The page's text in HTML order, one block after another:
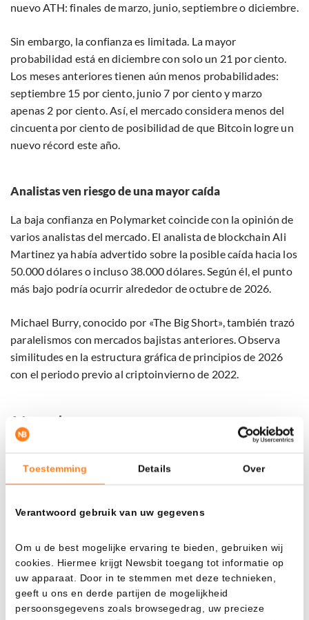
Toestemming Details Over
Verantwoord gebruik van uw gegevens
Om u de best mogelijke ervaring te bieden, gebruiken wij
cookies. Hiermee krijgt Newsbit toegang tot informatie op
uw apparaat. Door in te stemmen met deze technieken,
geeft u ons en derde partijen de mogelijkheid
persoonsgegevens zoals browsegedrag, uw precieze
nuevo ATH: finales de marzo, junio, septiembre o diciembre.
Sin embargo, la confianza es limitada. La mayor
probabilidad está en diciembre con solo un 21 por ciento.
Los meses anteriores tienen aún menos probabilidades:
septiembre 15 por ciento, junio 7 por ciento y marzo
apenas 2 por ciento. Así, el mercado considera menos del
cincuenta por ciento de posibilidad de que Bitcoin logre un
nuevo récord este año.
Analistas ven riesgo de una mayor caída
La baja confianza en Polymarket coincide con la opinión de
varios analistas del mercado. El analista de blockchain Ali
Martinez ya había advertido sobre la posible caída hacia los
50.000 dólares o incluso 38.000 dólares. Según él, el punto
más bajo podría ocurrir alrededor de octubre de 2026.
Michael Burry, conocido por «The Big Short», también trazó
paralelismos con mercados bajistas anteriores. Observa
similitudes en la estructura gráfica de principios de 2026
con el periodo previo al criptoinvierno de 2022.
Aún queda esperanza
Bernstein predijo a principios de este año que Bitcoin
podría subir a 150.000 dólares en 2026. Según ellos, la
sigue siendo positiva.
Standard Chartered tampoco ha perdido la esperanza.
Aunque el banco ajustó su objetivo inicial de 150.000
dólares, sigue apuntando a un incremento hacia los
100.000 dólares. Según ellos, el mercado está impulsado